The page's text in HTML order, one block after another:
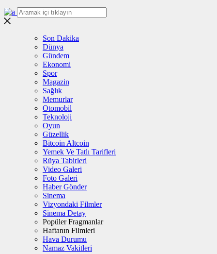
Son Dakika
Dünya
Gündem
Ekonomi
Spor
Magazin
Sağlık
Memurlar
Otomobil
Teknoloji
Oyun
Güzellik
Bitcoin Altcoin
Yemek Ve Tatlı Tarifleri
Rüya Tabirleri
Video Galeri
Foto Galeri
Haber Gönder
Sinema
Vizyondaki Filmler
Sinema Detay
Popüler Fragmanlar
Haftanın Filmleri
Hava Durumu
Namaz Vakitleri